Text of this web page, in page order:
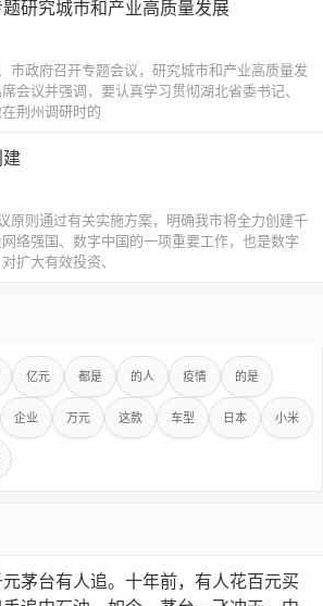
研究城市和产业高质量发展
市政府召开专题会议，研究城市和产业高质量发
会议并强调，要认真学习贯彻湖北省委书记、
荆州调研时的
建
原则通过有关实施方案，明确我市将全力创建千
络强国、数字中国的一项重要工作，也是数字
扩大有效投资、
亿元 都是 的人 疫情 的是
企业 万元 这款 车型 日本 小米
茅台有人追。十年前，有人花百元买